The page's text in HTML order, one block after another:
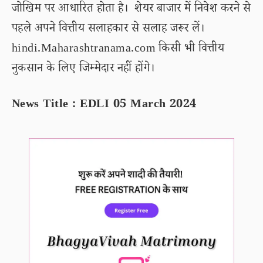
जोखिम पर आधारित होता है। शेयर बाजार में निवेश करने से
पहले अपने वित्तीय सलाहकार से सलाह जरूर लें।
hindi.Maharashtranama.com किसी भी वित्तीय
नुकसान के लिए जिम्मेदार नहीं होंगे।
News Title : EDLI 05 March 2024